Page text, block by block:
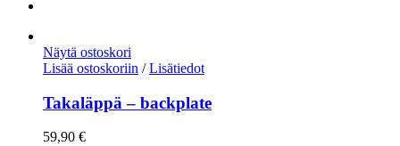
Näytä ostoskori
Lisää ostoskoriin / Lisätiedot
Takaläppä – backplate
59,90 €